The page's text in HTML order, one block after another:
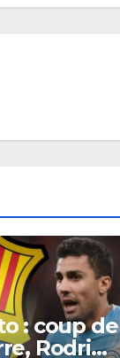
: coup de
Rodri